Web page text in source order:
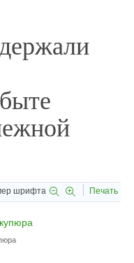
шрифта Печать